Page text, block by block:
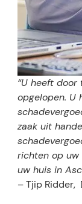
“U heeft
opgelopen. U
zaak uit
richten op uw
uw huis in
– Tjip Ridder,